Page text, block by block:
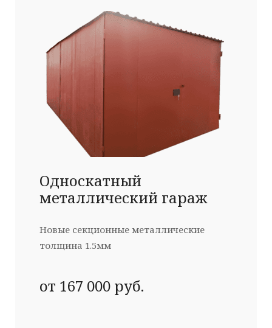
Односкатный
металлический гараж
Новые секционные металлические
толщина 1.5мм
от 167 000 руб.